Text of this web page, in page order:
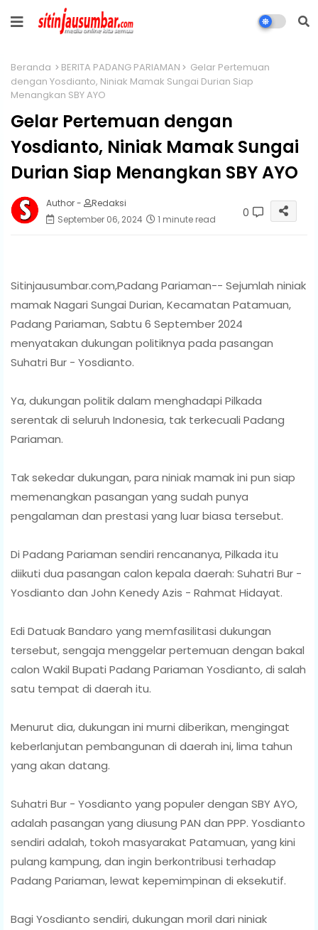
Beranda BERITA PADANG PARIAMAN
Gelar Pertemuan
dengan Yosdianto, Niniak Mamak Sungai Durian Siap
Menangkan SBY AYO
Gelar Pertemuan dengan
Yosdianto, Niniak Mamak Sungai
Durian Siap Menangkan SBY AYO
Author -
Redaksi
September 06, 2024
1 minute read 0
Sitinjausumbar.com,Padang Pariaman-- Sejumlah niniak
mamak Nagari Sungai Durian, Kecamatan Patamuan,
Padang Pariaman, Sabtu 6 September 2024
menyatakan dukungan politiknya pada pasangan
Suhatri Bur - Yosdianto.
Ya, dukungan politik dalam menghadapi Pilkada
serentak di seluruh Indonesia, tak terkecuali Padang
Pariaman.
Tak sekedar dukungan, para niniak mamak ini pun siap
memenangkan pasangan yang sudah punya
pengalaman dan prestasi yang luar biasa tersebut.
Di Padang Pariaman sendiri rencananya, Pilkada itu
diikuti dua pasangan calon kepala daerah: Suhatri Bur -
Yosdianto dan John Kenedy Azis - Rahmat Hidayat.
Edi Datuak Bandaro yang memfasilitasi dukungan
tersebut, sengaja menggelar pertemuan dengan bakal
calon Wakil Bupati Padang Pariaman Yosdianto, di salah
satu tempat di daerah itu.
Menurut dia, dukungan ini murni diberikan, mengingat
keberlanjutan pembangunan di daerah ini, lima tahun
yang akan datang.
Suhatri Bur - Yosdianto yang populer dengan SBY AYO,
adalah pasangan yang diusung PAN dan PPP. Yosdianto
sendiri adalah, tokoh masyarakat Patamuan, yang kini
pulang kampung, dan ingin berkontribusi terhadap
Padang Pariaman, lewat kepemimpinan di eksekutif.
Bagi Yosdianto sendiri, dukungan moril dari niniak